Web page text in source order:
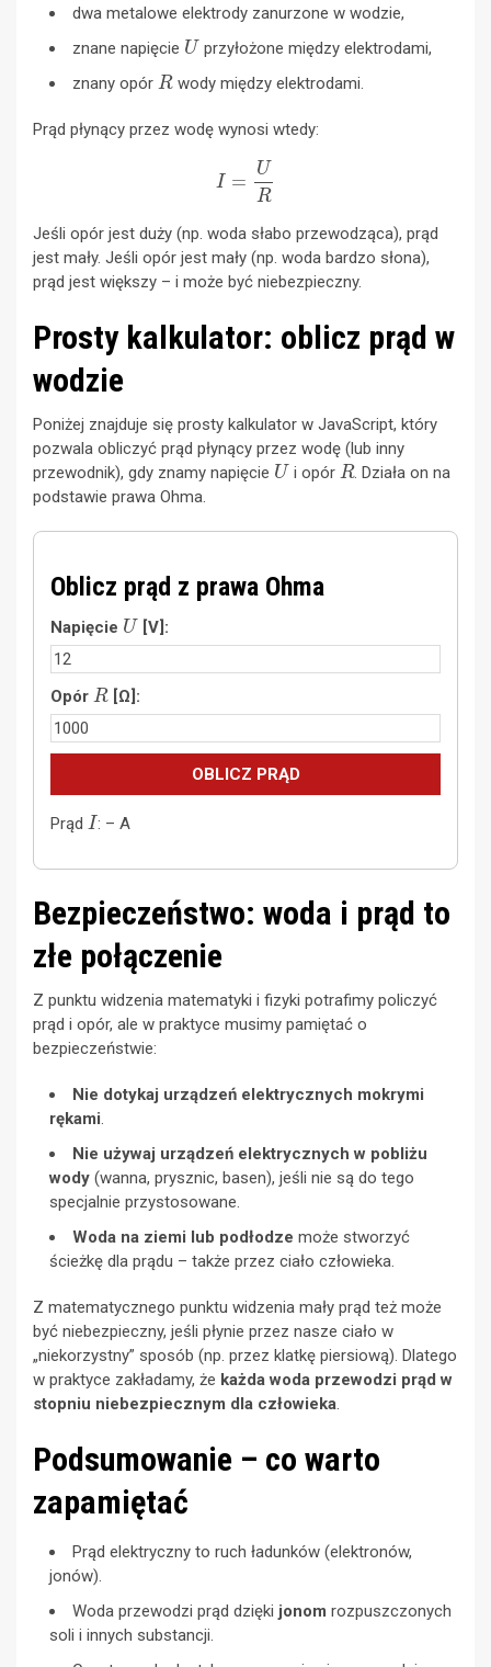
dwa metalowe elektrody zanurzone w wodzie,
znane napięcie
U
przyłożone między elektrodami,
znany opór
R
wody między elektrodami.
Prąd płynący przez wodę wynosi wtedy:
R
Jeśli opór jest duży (np. woda słabo przewodząca), prąd
jest mały. Jeśli opór jest mały (np. woda bardzo słona),
prąd jest większy – i może być niebezpieczny.
Prosty kalkulator: oblicz prąd w
wodzie
Poniżej znajduje się prosty kalkulator w JavaScript, który
pozwala obliczyć prąd płynący przez wodę (lub inny
przewodnik), gdy znamy napięcie
U
i opór
R
. Działa on na
podstawie prawa Ohma.
Oblicz prąd z prawa Ohma
Napięcie
U
[V]:
Opór
R
[Ω]:
OBLICZ PRĄD
Prąd
I
: – A
Bezpieczeństwo: woda i prąd to
złe połączenie
Z punktu widzenia matematyki i fizyki potrafimy policzyć
prąd i opór, ale w praktyce musimy pamiętać o
bezpieczeństwie:
Nie dotykaj urządzeń elektrycznych mokrymi
rękami.
Nie używaj urządzeń elektrycznych w pobliżu
wody (wanna, prysznic, basen), jeśli nie są do tego
specjalnie przystosowane.
Woda na ziemi lub podłodze może stworzyć
ścieżkę dla prądu – także przez ciało człowieka.
Z matematycznego punktu widzenia mały prąd też może
być niebezpieczny, jeśli płynie przez nasze ciało w
„niekorzystny” sposób (np. przez klatkę piersiową). Dlatego
w praktyce zakładamy, że każda woda przewodzi prąd w
stopniu niebezpiecznym dla człowieka.
Podsumowanie – co warto
zapamiętać
Prąd elektryczny to ruch ładunków (elektronów,
jonów).
Woda przewodzi prąd dzięki jonom rozpuszczonych
soli i innych substancji.